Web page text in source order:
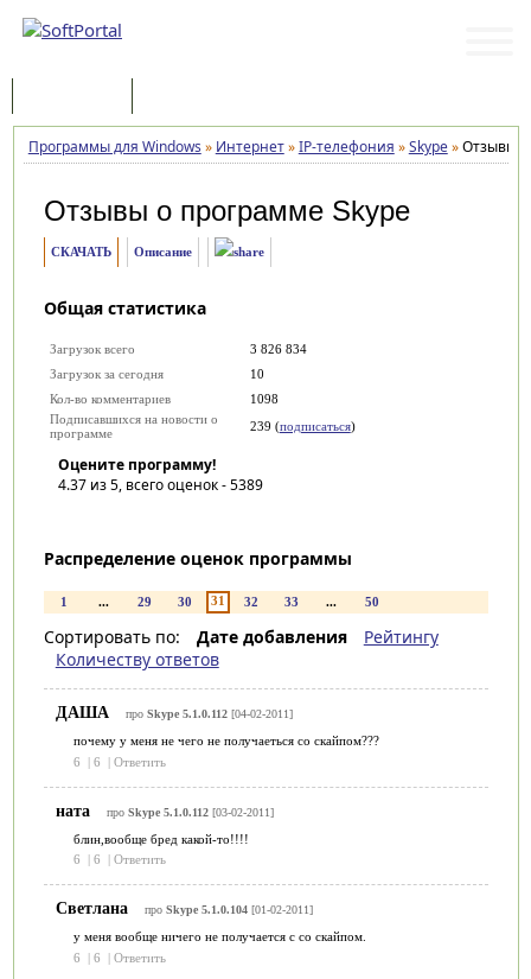
Программы для Windows » Интернет»IP-телефония »Skype»Отзывы
Отзывы о программе Skype
СКАЧАТЬ Описание
Общая статистика
Загрузок всего
3 826 834
Загрузок за сегодня
10
Кол-во комментариев
1098
Подписавшихся на новости о
программе
239 (подписаться)
Оцените программу!
4.37из 5, всего оценок -5389
Распределение оценок программы
1 ... 29 30 31 32 33 ... 50
Сортировать по: Дате добавления
Рейтингу
Количеству ответов
ДАША про Skype 5.1.0.112[04-02-2011]
почему у меня не чего не получаеться со скайпом???
6
| 6 | Ответить
ната про Skype 5.1.0.112[03-02-2011]
блин,вообще бред какой-то!!!!
6
| 6 | Ответить
Светлана про Skype 5.1.0.104[01-02-2011]
у меня вообще ничего не получается с со скайпом.
6
| 6 | Ответить